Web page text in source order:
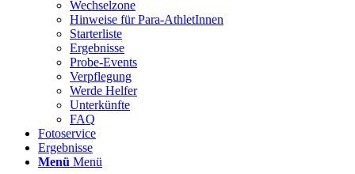
Wechselzone
Hinweise für Para-AthletInnen
Starterliste
Ergebnisse
Probe-Events
Verpflegung
Werde Helfer
Unterkünfte
FAQ
Fotoservice
Ergebnisse
Menü Menü